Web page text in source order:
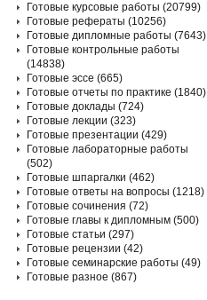
Готовые курсовые работы (20799)
Готовые рефераты (10256)
Готовые дипломные работы (7643)
Готовые контрольные работы
(14838)
Готовые эссе (665)
Готовые отчеты по практике (1840)
Готовые доклады (724)
Готовые лекции (323)
Готовые презентации (429)
Готовые лабораторные работы
(502)
Готовые шпаргалки (462)
Готовые ответы на вопросы (1218)
Готовые сочинения (72)
Готовые главы к дипломным (500)
Готовые статьи (297)
Готовые рецензии (42)
Готовые семинарские работы (49)
Готовые разное (867)